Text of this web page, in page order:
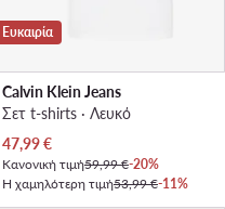
Ευκαιρία
Calvin Klein Jeans
Σετ t-shirts · Λευκό
Τρέχουσα τιμή
47,99€
Κανονική τιμή59,99 €-20%
Η χαμηλότερη τιμή53,99 €-11%